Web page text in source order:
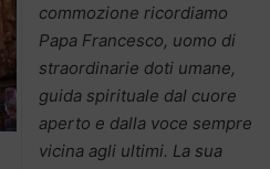
commozione ricordiamo
Papa Francesco, uomo di
straordinarie doti umane,
guida spirituale dal cuore
aperto e dalla voce sempre
vicina agli ultimi. La sua